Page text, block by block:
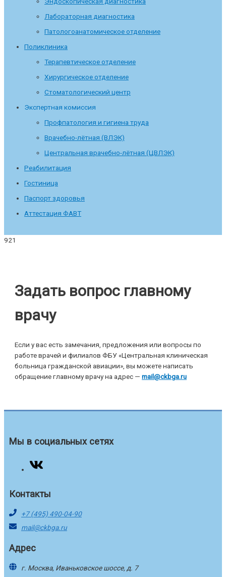
Лабораторная диагностика
Патологоанатомическое отделение
Поликлиника
Терапевтическое отделение
Хирургическое отделение
Стоматологический центр
Экспертная комиссия
Профпатология и гигиена труда
Врачебно-лётная (ВЛЭК)
Центральная врачебно-лётная (ЦВЛЭК)
Реабилитация
Гостиница
Паспорт здоровья
Аттестация ФАВТ
Задать вопрос главному
врачу
Если у вас есть замечания, предложения или вопросы по
работе врачей и филиалов ФБУ «Центральная клиническая
больница гражданской авиации», вы можете написать
обращение главному врачу на адрес —mail@ckbga.ru
Мы в социальных сетях
Контакты
+7 (495) 490-04-90
mail@ckbga.ru
Адрес
г. Москва, Иваньковское шоссе, д. 7